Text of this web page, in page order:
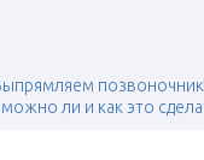
ли и как это